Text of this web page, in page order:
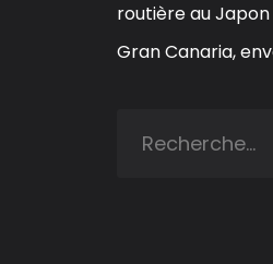
routière au Japon
Gran Canaria,